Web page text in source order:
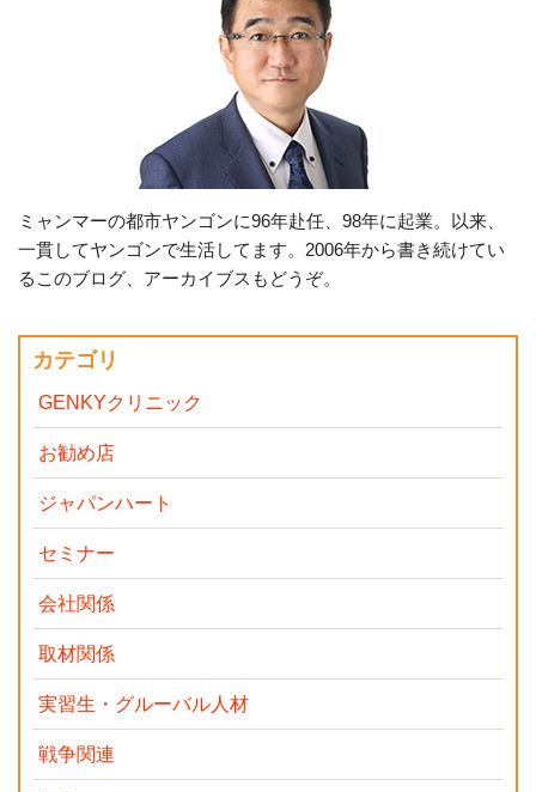
ミャンマーの都市ヤンゴンに96年赴任、98年に起業。以来、
一貫してヤンゴンで生活してます。2006年から書き続けてい
るこのブログ、アーカイブスもどうぞ。
カテゴリ
GENKYクリニック
お勧め店
ジャパンハート
セミナー
会社関係
取材関係
実習生・グルーバル人材
戦争関連